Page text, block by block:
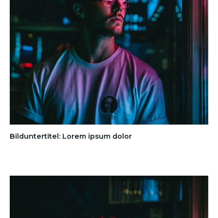
Bilduntertitel: Lorem ipsum dolor